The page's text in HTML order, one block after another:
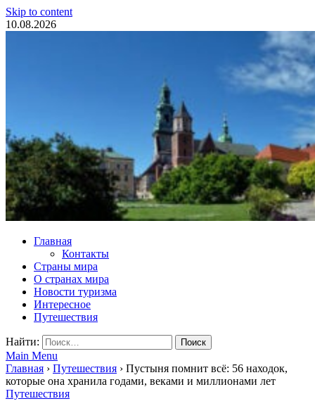
Skip to content
10.08.2026
Туристические новости
Главная
Контакты
Страны мира
О странах мира
Новости туризма
Интересное
Путешествия
Найти:
Main Menu
Главная › Путешествия › Пустыня помнит всё: 56 находок,
которые она хранила годами, веками и миллионами лет
Путешествия